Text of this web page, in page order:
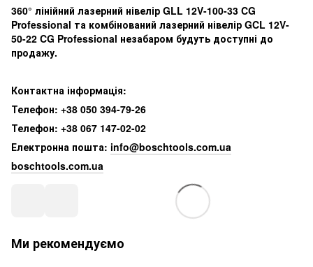
360° лінійний лазерний нівелір GLL 12V-100-33 CG
Professional та комбінований лазерний нівелір GCL 12V-
50-22 CG Professional незабаром будуть доступні до
продажу.
Контактна інформація:
Телефон: +38 050 394-79-26
Телефон: +38 067 147-02-02
Електронна пошта: info@boschtools.com.ua
boschtools.com.ua
Ми рекомендуємо